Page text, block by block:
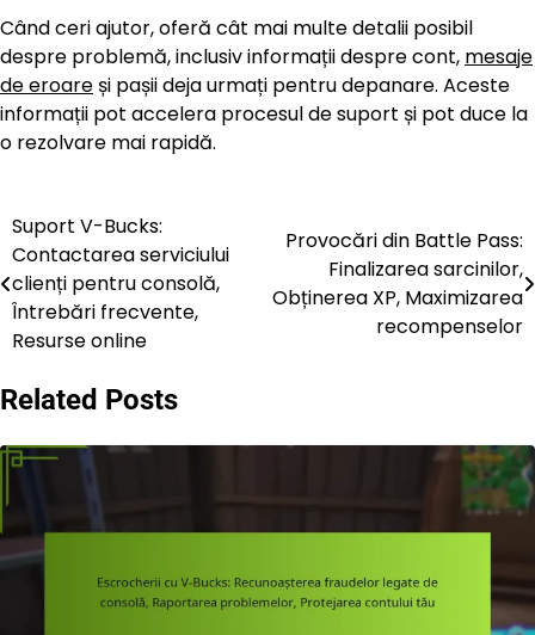
Când ceri ajutor, oferă cât mai multe detalii posibil
despre problemă, inclusiv informații despre cont, mesaje
de eroareși pașii deja urmați pentru depanare. Aceste
informații pot accelera procesul de suport și pot duce la
o rezolvare mai rapidă.
Post
navigation
Suport V-Bucks:
Contactarea serviciului
clienți pentru consolă,
Întrebări frecvente,
Resurse online
Provocări din Battle Pass:
Finalizarea sarcinilor,
Obținerea XP, Maximizarea
recompenselor
Related Posts